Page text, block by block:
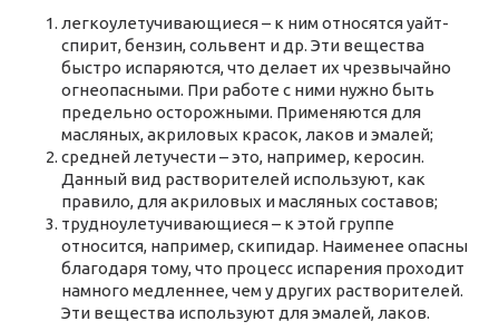
легкоулетучивающиеся – к ним относятся уайт-
спирит, бензин, сольвент и др. Эти вещества
быстро испаряются, что делает их чрезвычайно
огнеопасными. При работе с ними нужно быть
предельно осторожными. Применяются для
масляных, акриловых красок, лаков и эмалей;
средней летучести – это, например, керосин.
Данный вид растворителей используют, как
правило, для акриловых и масляных составов;
трудноулетучивающиеся – к этой группе
относится, например, скипидар. Наименее опасны
благодаря тому, что процесс испарения проходит
намного медленнее, чем у других растворителей.
Эти вещества используют для эмалей, лаков.